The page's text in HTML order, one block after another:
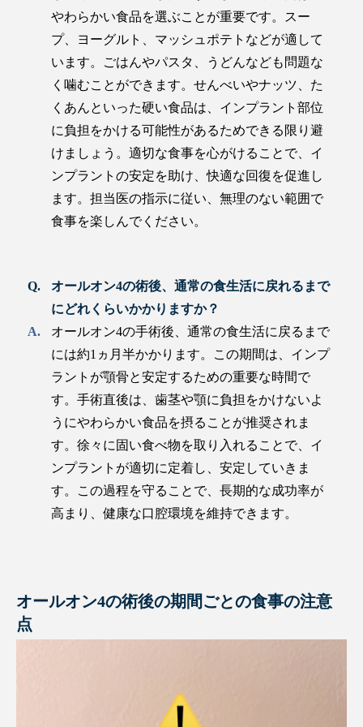
やわらかい食品を選ぶことが重要です。スー
プ、ヨーグルト、マッシュポテトなどが適して
います。ごはんやパスタ、うどんなども問題な
く噛むことができます。せんべいやナッツ、た
くあんといった硬い食品は、インプラント部位
に負担をかける可能性があるためできる限り避
けましょう。適切な食事を心がけることで、イ
ンプラントの安定を助け、快適な回復を促進し
ます。担当医の指示に従い、無理のない範囲で
食事を楽しんでください。
オールオン4の術後、通常の食生活に戻れるまで
にどれくらいかかりますか？
オールオン4の手術後、通常の食生活に戻るまで
には約1ヵ月半かかります。この期間は、インプ
ラントが顎骨と安定するための重要な時間で
す。手術直後は、歯茎や顎に負担をかけないよ
うにやわらかい食品を摂ることが推奨されま
す。徐々に固い食べ物を取り入れることで、イ
ンプラントが適切に定着し、安定していきま
す。この過程を守ることで、長期的な成功率が
高まり、健康な口腔環境を維持できます。
オールオン4の術後の期間ごとの食事の注意
点